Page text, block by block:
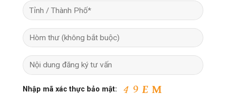
Nhập mã xác thực bảo mật: